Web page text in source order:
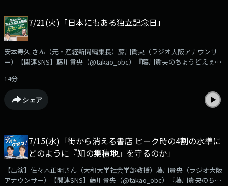
ご感想などは✉chodo@obc1314.co.jpまでお寄せ下さい。「Ｘ」などSNS
では #ちょうどえぇラジオを付けて呟いて下さいね。
7/21(火)「日本にもある独立記念日」
安本寿久 さん（元・産経新聞編集長）藤川貴央（ラジオ大阪アナウンサ
ー）【関連SNS】藤川貴央（@takao_obc）『藤川貴央のちょうどえぇラ
7月４日はアメリカの250回目の独立記念日でしたが実は日本にもあった
「独立記念日」明治維新の際の廃藩置県で生まれた日本の「独立記念日」
とは？安本さんが語ります。
➡https://www.obc1314.co.jp/bangumi/chodo/安本さんへのご質問や、
では #ちょうどえぇラジオを付けて呟いて下さいね。
14分
シェア
7/15(水)「街から消える書店 ピーク時の4割の水準に
どのように『知の集積地』を守るのか」
【出演】佐々木正明さん（大和大学社会学部教授）藤川貴央（ラジオ大阪
アナウンサー）【関連SNS】藤川貴央（@takao_obc）『藤川貴央のちょ